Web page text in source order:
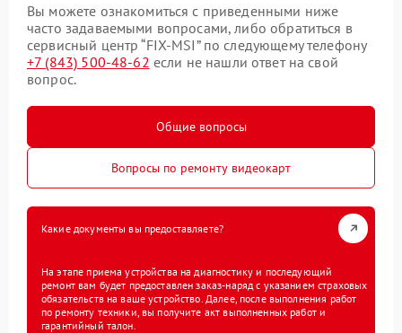
Вы можете ознакомиться с приведенными ниже
часто задаваемыми вопросами, либо обратиться в
сервисный центр “FIX-MSI” по следующему телефону
+7 (843) 500-48-62 если не нашли ответ на свой
вопрос.
Общие вопросы
Вопросы по ремонту видеокарт
Какие документы вы предоставляете?
На этапе приема устройства на диагностику и последующий
ремонт вам будет предоставлен заказ-наряд с указанием страховых
обязательств на ваше устройство. Далее, после выполнения работ
по ремонту техники, вы получите акт выполненных работ и
гарантийный талон.